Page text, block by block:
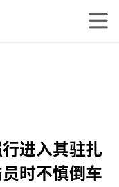
进入其驻扎
时不慎倒车